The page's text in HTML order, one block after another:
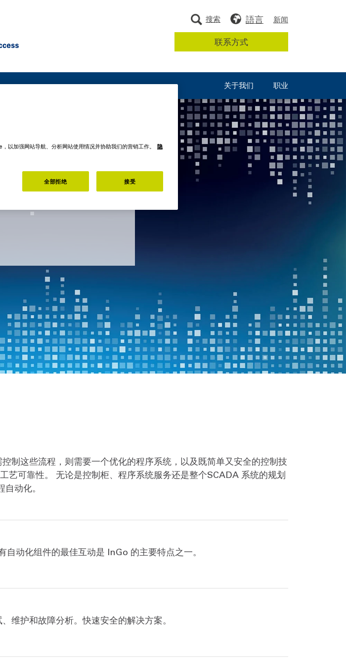
职业
关于我们
語言 新闻
搜索
联系方式
制这些流程，则需要一个优化的程序系统，以及既简单又安全的控制技
艺可靠性。 无论是控制柜、程序系统服务还是整个SCADA 系统的规划
动化。
动化组件的最佳互动是 InGo 的主要特点之一。
维护和故障分析。快速安全的解决方案。
以加强网站导航、分析网站使用情况并协助我们的营销工作。
隐
全部拒绝 接受